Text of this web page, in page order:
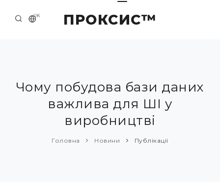
ПРОКСИС™
UK
ПРО НАС
ПРИКЛАДИ ТА РІШЕННЯ
КАТАЛОГ ПРОДУКЦІЇ
Чому побудова бази даних
важлива для ШІ у
виробництві
Головна Новини Публікації